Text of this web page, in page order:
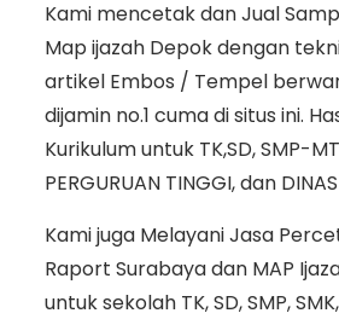
Kami mencetak dan Jual
Map ijazah Depok dengan
artikel Embos / Tempel
dijamin no.1 cuma di situs ini.
Kurikulum untuk TK,SD, SMP-
PERGURUAN TINGGI, dan
Kami juga Melayani Jasa
Raport Surabaya dan MAP
untuk sekolah TK, SD, SMP,